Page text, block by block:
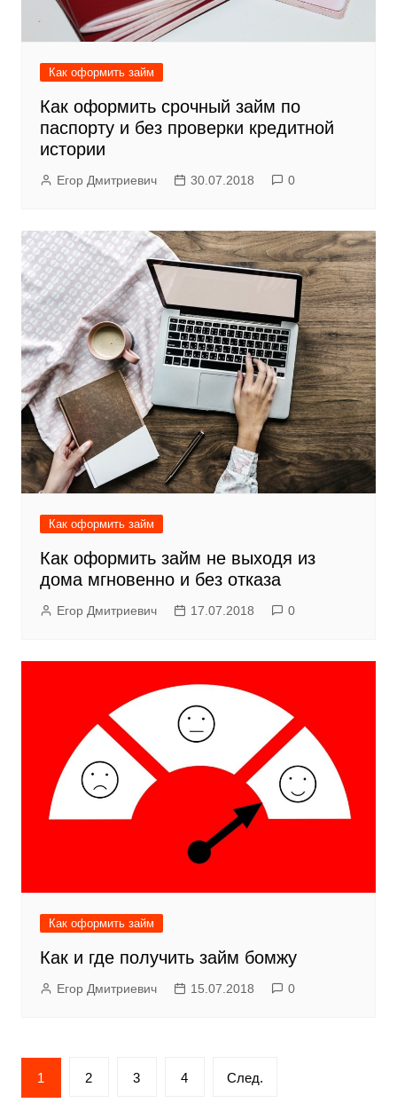
Как оформить займ
Как оформить срочный займ по
паспорту и без проверки кредитной
истории
Егор Дмитриевич 30.07.2018 0
Как оформить займ
Как оформить займ не выходя из
дома мгновенно и без отказа
Егор Дмитриевич 17.07.2018 0
Как оформить займ
Как и где получить займ бомжу
Егор Дмитриевич 15.07.2018 0
Пагинация
записей
1 2 3 4 След.